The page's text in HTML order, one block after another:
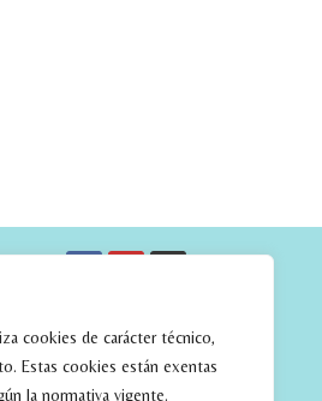
cookies de carácter técnico,
Estas cookies están exentas
la normativa vigente.